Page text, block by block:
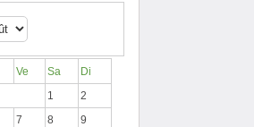
Ve Sa
Di
1
2
7 8
9